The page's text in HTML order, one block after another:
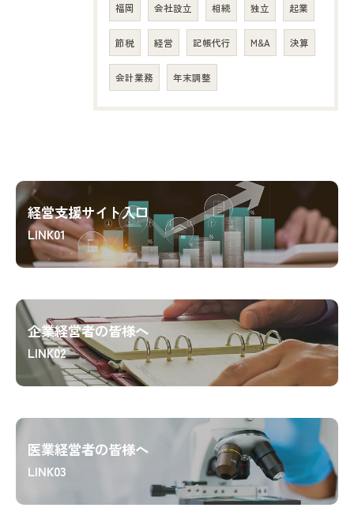
福岡 会社設立 相続 独立 起業
節税 経営 記帳代行 M&A 決算
会計業務 年末調整
経営支援サイト入口
LINK01
企業経営者の皆様へ
LINK02
医業経営者の皆様へ
LINK03